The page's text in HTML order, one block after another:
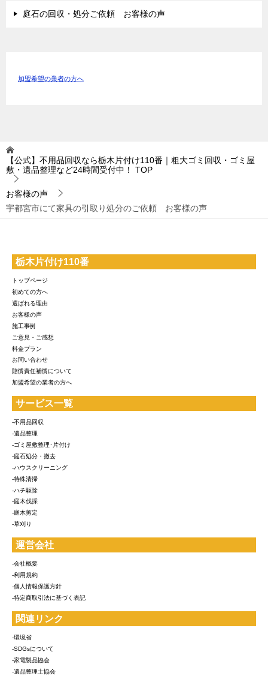
庭石の回収・処分ご依頼 お客様の声
加盟希望の業者の方へ
【公式】不用品回収なら栃木片付け110番｜粗大ゴミ回収・ゴミ屋
敷・遺品整理など24時間受付中！
TOP
お客様の声
宇都宮市にて家具の引取り処分のご依頼 お客様の声
栃木片付け110番
トップページ
初めての方へ
選ばれる理由
お客様の声
施工事例
ご意見・ご感想
料金プラン
お問い合わせ
賠償責任補償について
加盟希望の業者の方へ
サービス一覧
-不用品回収
-遺品整理
-ゴミ屋敷整理･片付け
-庭石処分・撤去
-ハウスクリーニング
-特殊清掃
-ハチ駆除
-庭木伐採
-庭木剪定
-草刈り
運営会社
-会社概要
-利用規約
-個人情報保護方針
-特定商取引法に基づく表記
関連リンク
-環境省
-SDGsについて
-家電製品協会
-遺品整理士協会